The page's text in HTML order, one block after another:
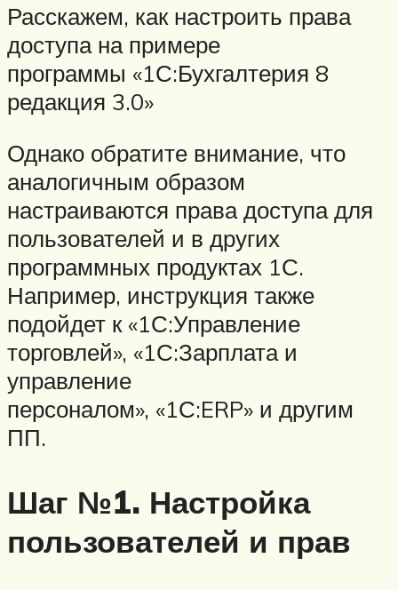
Расскажем, как настроить права
доступа на примере
программы «1С:Бухгалтерия 8
редакция 3.0»
Однако обратите внимание, что
аналогичным образом
настраиваются права доступа для
пользователей и в других
программных продуктах 1С.
Например, инструкция также
подойдет к «1С:Управление
торговлей», «1С:Зарплата и
управление
персоналом», «1С:ERP» и другим
ПП.
Шаг №1. Настройка
пользователей и прав